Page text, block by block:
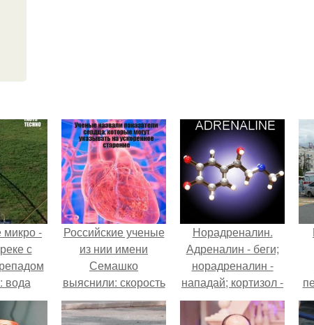
-
с
вода
в
и
Российские ученые
из нии имени
Семашко
выяснили: скорость
старения напрямую
зависит от
Норадреналин.
Адреналин - беги;
норадреналин -
нападай; кортизол -
замри.